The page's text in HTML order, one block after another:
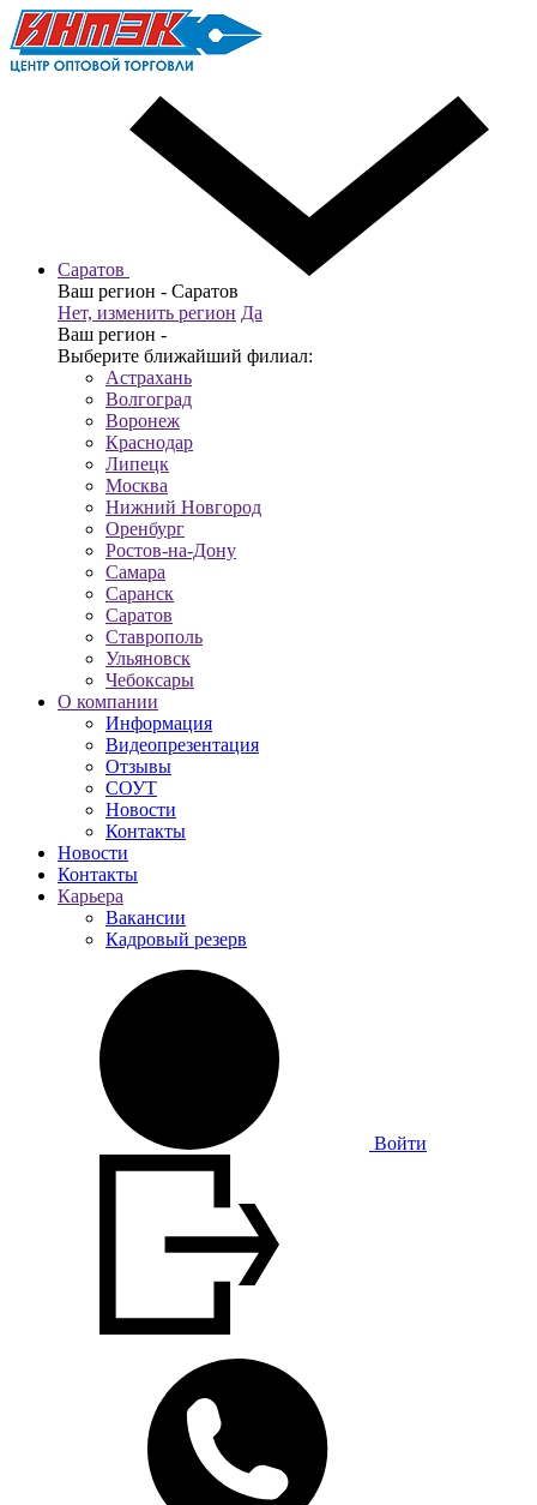
Саратов
Ваш регион - Саратов
Нет, изменить регион Да
Ваш регион -
Выберите ближайший филиал:
Астрахань
Волгоград
Воронеж
Краснодар
Липецк
Москва
Нижний Новгород
Оренбург
Ростов-на-Дону
Самара
Саранск
Саратов
Ставрополь
Ульяновск
Чебоксары
О компании
Информация
Видеопрезентация
Отзывы
СОУТ
Новости
Контакты
Новости
Контакты
Карьера
Вакансии
Кадровый резерв
Войти